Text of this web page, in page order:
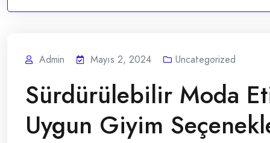
Admin Mayıs 2, 2024 Uncategorized
Sürdürülebilir Moda
Uygun Giyim